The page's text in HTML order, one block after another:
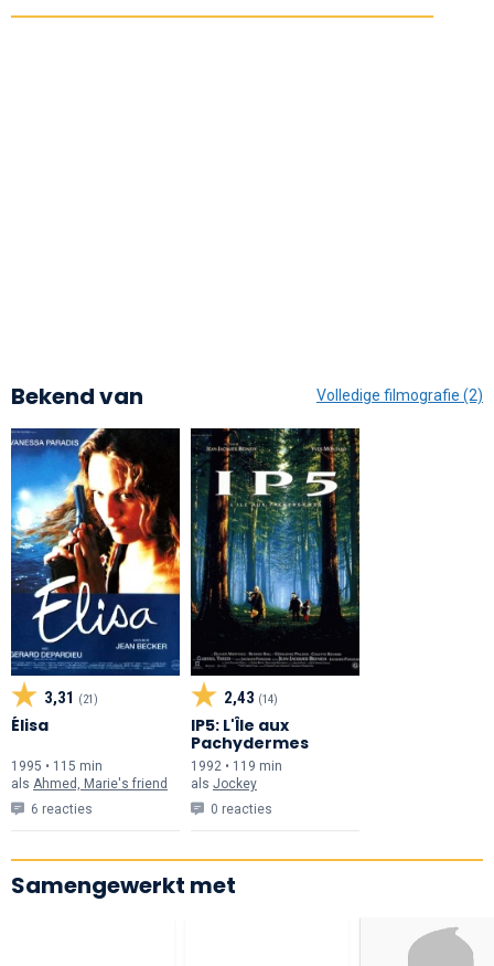
Bekend van Volledige filmografie (2)
3,31 (21)
Élisa
1995 • 115 min
als Ahmed, Marie's friend
6 reacties
2,43 (14)
IP5: L'Île aux
Pachydermes
1992 • 119 min
als Jockey
0 reacties
Samengewerkt met